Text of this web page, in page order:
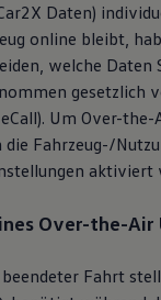
Daten)
online bleibt,
welche Daten
gesetzlich
Um Over-
die Fahrzeug-/
aktiviert
Over-the-Air
Fahrt